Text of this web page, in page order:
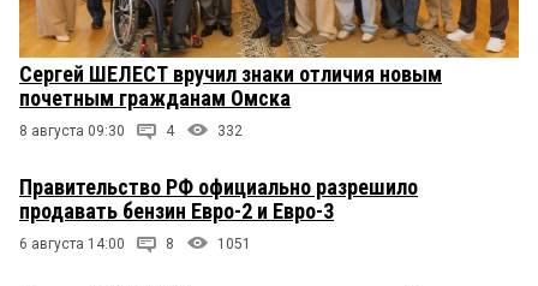
Сергей ШЕЛЕСТ вручил знаки отличия новым
почетным гражданам Омска
8 августа 09:30 4 332
Правительство РФ официально разрешило
продавать бензин Евро-2 и Евро-3
6 августа 14:00 8 1051